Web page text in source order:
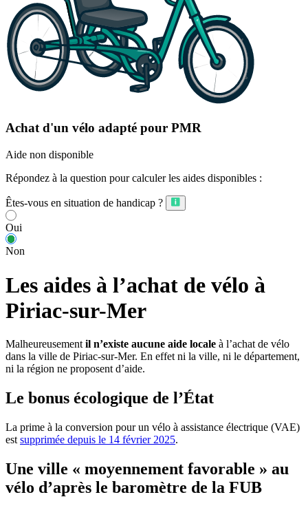
Achat d'un vélo adapté pour PMR
Aide non disponible
Répondez à la question pour calculer les aides disponibles :
Êtes-vous en situation de handicap ?
Oui
Non
Les aides à l’achat de vélo à
Piriac-sur-Mer
Malheureusement il n’existe aucune aide locale à l’achat de vélo
dans la ville de Piriac-sur-Mer. En effet ni la ville, ni le département,
ni la région ne proposent d’aide.
Le bonus écologique de l’État
La prime à la conversion pour un vélo à assistance électrique (VAE)
est supprimée depuis le 14 février 2025.
Une ville « moyennement favorable » au
vélo d’après le baromètre de la FUB